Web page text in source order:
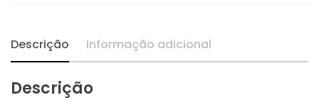
amigurumi
quantidade
Descrição Informação adicional
Descrição